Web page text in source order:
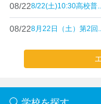
08/228/22(土)10:30高校普
08/228月22日（土）第2回